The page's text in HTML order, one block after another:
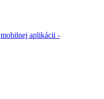
mobilnej aplikácii -